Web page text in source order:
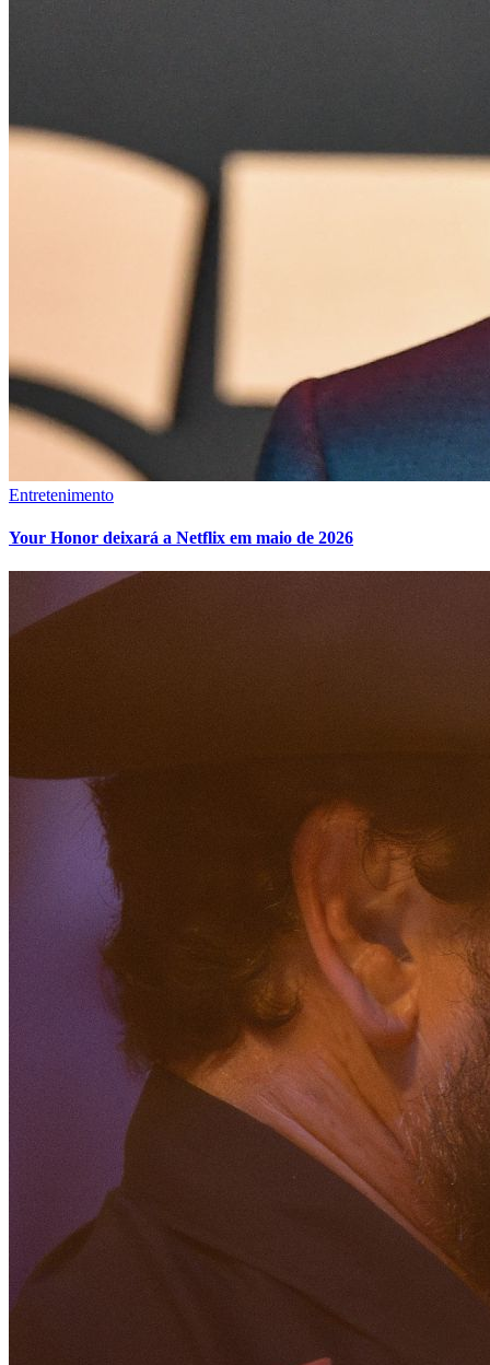
Entretenimento
Your Honor deixará a Netflix em maio de 2026